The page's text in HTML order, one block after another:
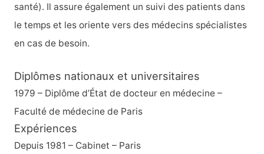
santé). Il assure également un suivi des patients dans
le temps et les oriente vers des médecins spécialistes
en cas de besoin.
Diplômes nationaux et universitaires
1979 – Diplôme d’État de docteur en médecine –
Faculté de médecine de Paris
Expériences
Depuis 1981 – Cabinet – Paris